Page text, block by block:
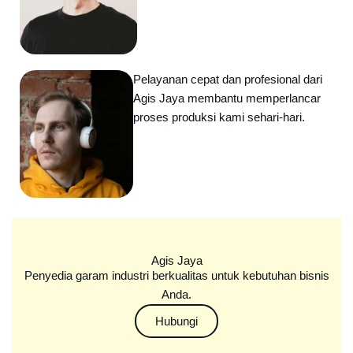
Pelayanan cepat dan profesional dari
Agis Jaya membantu memperlancar
proses produksi kami sehari-hari.
Agis Jaya
Penyedia garam industri berkualitas untuk kebutuhan bisnis
Anda.
Hubungi